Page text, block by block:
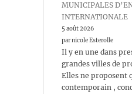
MUNICIPALES
INTERNATIONALE
5 août 2026
par nicole Esterolle
Il y en une dans
grandes villes de
Elles ne proposent
contemporain ,